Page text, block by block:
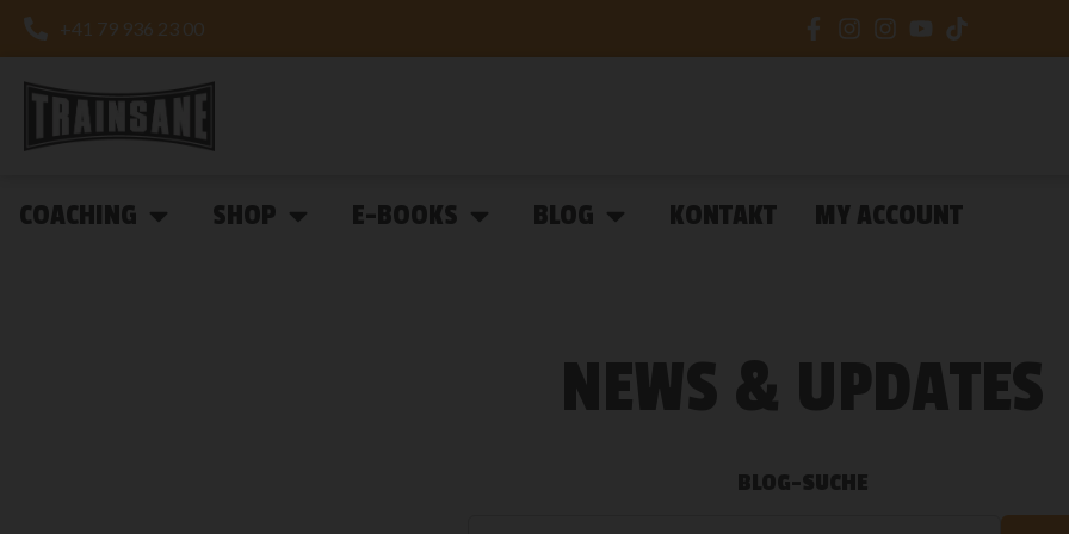
+41 79 936 23 00
COACHING SHOP E-BOOKS BLOG KONTAKT MY ACCOUNT
NEWS & UPDATES
BLOG-SUCHE